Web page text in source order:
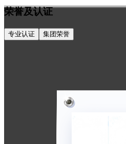
荣誉及认证
专业认证 集团荣誉